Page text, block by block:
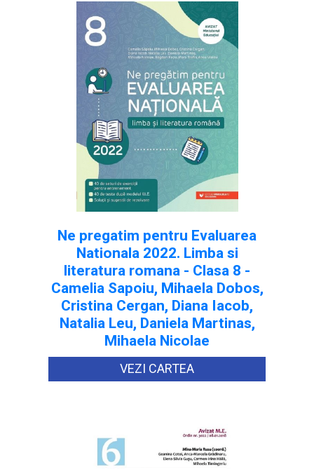
Ne pregatim pentru Evaluarea
Nationala 2022. Limba si
literatura romana - Clasa 8 -
Camelia Sapoiu, Mihaela Dobos,
Cristina Cergan, Diana Iacob,
Natalia Leu, Daniela Martinas,
Mihaela Nicolae
VEZI CARTEA